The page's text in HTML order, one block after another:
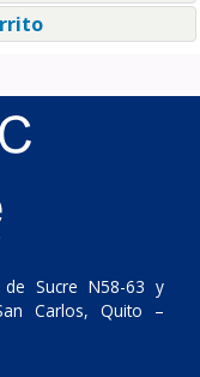
Sucre N58-63 y
Carlos, Quito –